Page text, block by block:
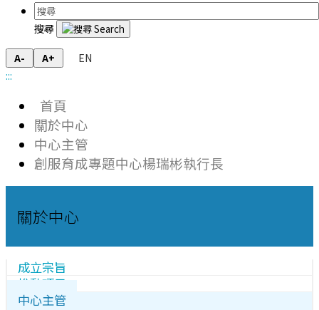
搜尋
A- A+
EN
:::
首頁
關於中心
中心主管
創服育成專題中心楊瑞彬執行長
關於中心
成立宗旨
推動項目
中心主管